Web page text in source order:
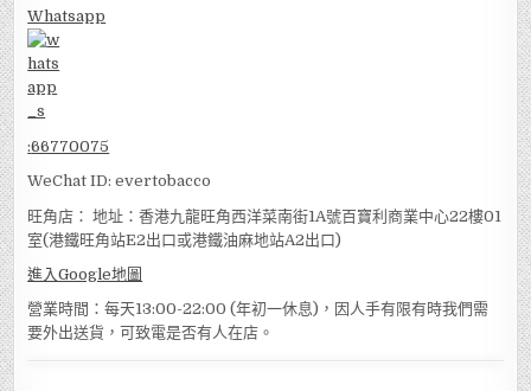
Whatsapp
:66770075
WeChat ID: evertobacco
旺角店： 地址：香港九龍旺角西洋菜南街1A號百寶利商業中心22樓01
室(港鐵旺角站E2出口或港鐵油麻地站A2出口)
進入Google地圖
營業時間：每天13:00-22:00 (年初一休息)，因人手有限有時我們需
要外出送貨，可致電是否有人在店。